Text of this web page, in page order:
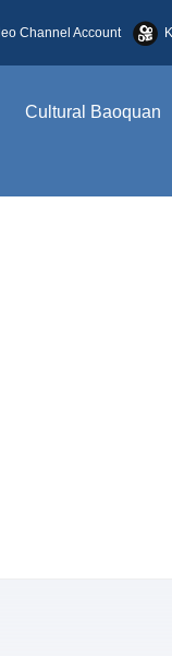
Channel Account
Cultural Baoquan